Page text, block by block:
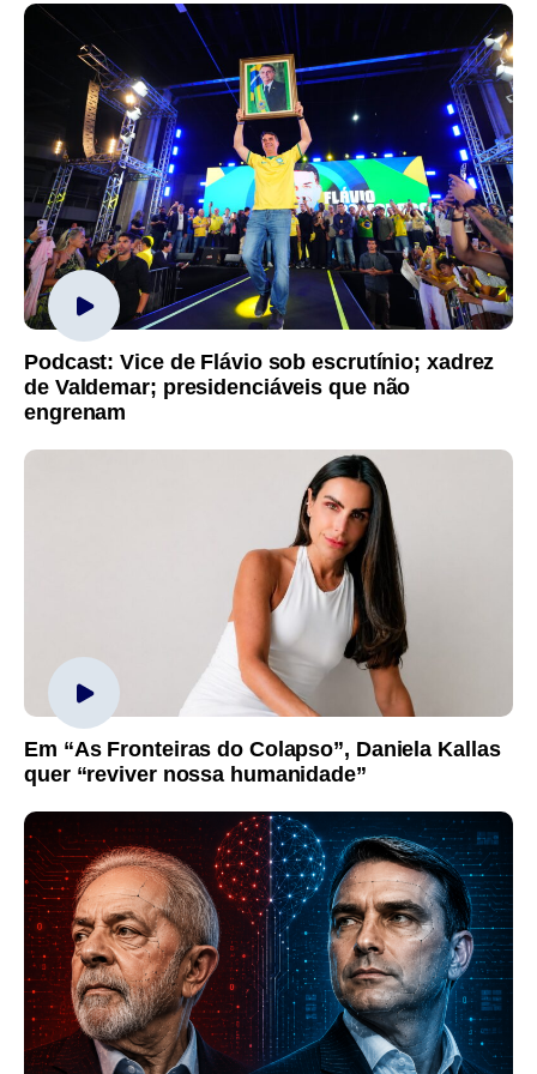
Podcast: Vice de Flávio sob escrutínio; xadrez
de Valdemar; presidenciáveis que não
engrenam
Em “As Fronteiras do Colapso”, Daniela Kallas
quer “reviver nossa humanidade”